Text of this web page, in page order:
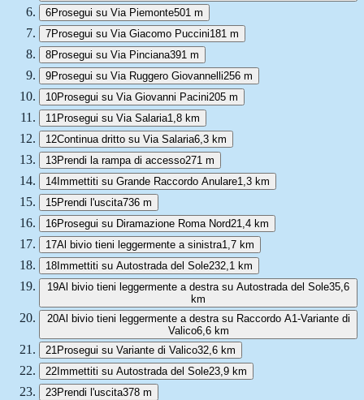
6Prosegui su Via Piemonte501 m
7Prosegui su Via Giacomo Puccini181 m
8Prosegui su Via Pinciana391 m
9Prosegui su Via Ruggero Giovannelli256 m
10Prosegui su Via Giovanni Pacini205 m
11 Prosegui su Via Salaria1,8 km
12Continua dritto su Via Salaria6,3 km
13Prendi la rampa di accesso271 m
14Immettiti su Grande Raccordo Anulare1,3 km
15Prendi l'uscita736 m
16Prosegui su Diramazione Roma Nord21,4 km
17Al bivio tieni leggermente a sinistra1,7 km
18Immettiti su Autostrada del Sole232,1 km
19Al bivio tieni leggermente a destra su Autostrada del Sole35,6
km
20Al bivio tieni leggermente a destra su Raccordo A1-Variante di
Valico6,6 km
21 Prosegui su Variante di Valico32,6 km
22Immettiti su Autostrada del Sole23,9 km
23Prendi l'uscita378 m